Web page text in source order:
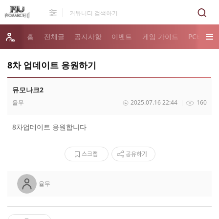
홈 전체글 공지사항 이벤트 게임 가이드 PC버전
8차 업데이트 응원하기
뮤모나크2
율무 160
2025.07.16 22:44
8차업데이트 응원합니다
스크랩 공유하기
율무